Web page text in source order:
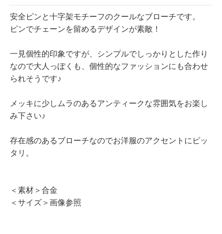
安全ピンと十字架モチーフのクールなブローチです。
ピンでチェーンを留めるデザインが素敵！
一見個性的印象ですが、シンプルでしっかりとした作り
なので大人っぽくも、個性的なファッションにも合わせ
られそうです♪
メッキに少しムラのあるアンティークな雰囲気をお楽し
み下さい♪
存在感のあるブローチなのでお洋服のアクセントにピッ
タリ。
＜素材＞合金
＜サイズ＞画像参照